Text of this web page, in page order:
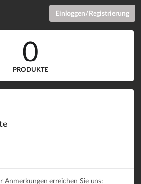
Einloggen/Registrierung
0
PRODUKTE
Anmerkungen erreichen Sie uns: